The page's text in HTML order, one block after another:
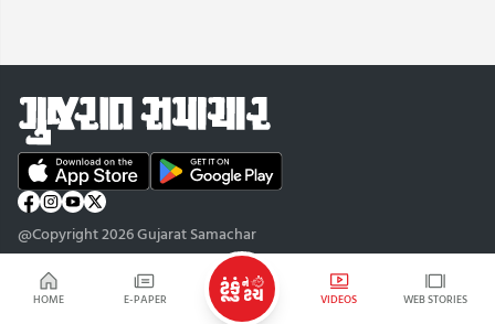
HOME E-PAPER VIDEOS WEB STORIES
@Copyright 2026 Gujarat Samachar